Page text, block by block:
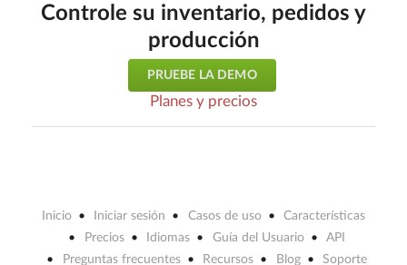
Controle su inventario, pedidos y
producción
PRUEBE LA DEMO
Planes y precios
Inicio Iniciar sesión Casos de uso
Características
Precios
Idiomas Guía del Usuario
API
Preguntas frecuentes
Recursos Blog
Soporte